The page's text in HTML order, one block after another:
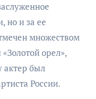
но и за ее
множеством
орел»,
актер был
России.